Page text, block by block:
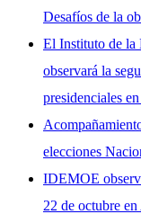
Desafíos de la
El Instituto de
observará la
presidenciales
elecciones
IDEMOE
22 de octubre